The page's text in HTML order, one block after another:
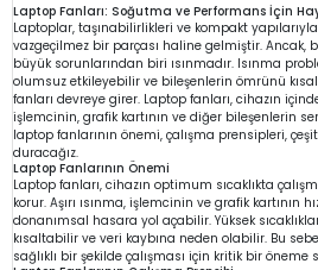
Laptop Fanları: Soğutma ve Performans İçin
Laptoplar, taşınabilirlikleri ve kompakt
vazgeçilmez bir parçası haline gelmiştir. Ancak,
büyük sorunlarından biri ısınmadır. Isınma
olumsuz etkileyebilir ve bileşenlerin ömrünü
fanları devreye girer. Laptop fanları, cihazın
işlemcinin, grafik kartının ve diğer bileşenlerin
laptop fanlarının önemi, çalışma prensipleri,
duracağız.
Laptop Fanlarının Önemi
Laptop fanları, cihazın optimum sıcaklıkta
korur. Aşırı ısınma, işlemcinin ve grafik kartının
donanımsal hasara yol açabilir. Yüksek
kısaltabilir ve veri kaybına neden olabilir. Bu
sağlıklı bir şekilde çalışması için kritik bir öneme